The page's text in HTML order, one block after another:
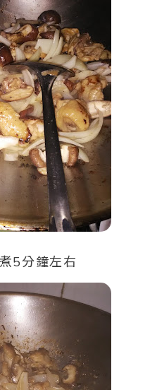
5分鐘左右